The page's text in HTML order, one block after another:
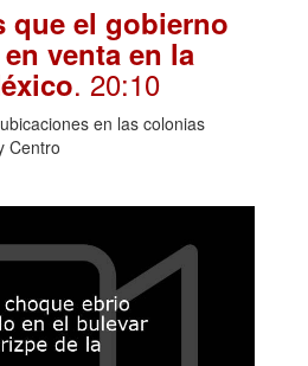
que el gobierno
venta en la
. 20:10
en las colonias
Centro